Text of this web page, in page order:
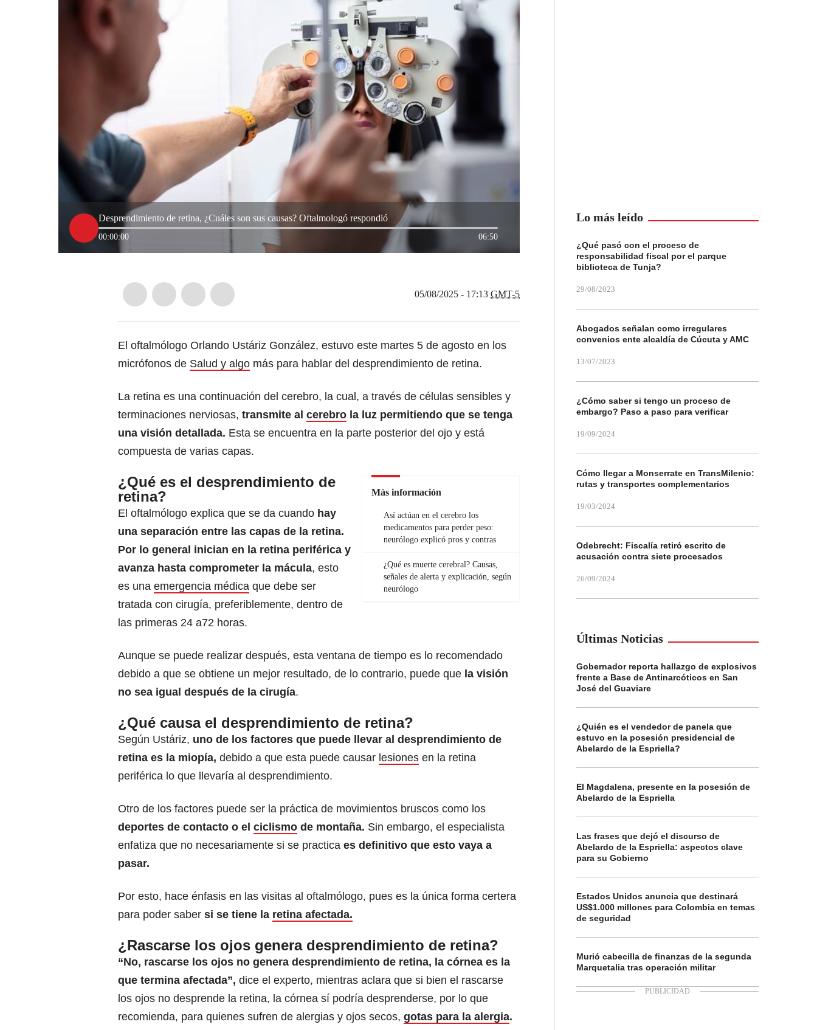
Desprendimiento de retina, ¿Cuáles son sus causas? Oftalmologó respondió
00:00:00 06:50
05/08/2025 - 17:13 GMT-5
El oftalmólogo Orlando Ustáriz González, estuvo este martes 5 de agosto en los
micrófonos de Salud y algo más para hablar del desprendimiento de retina.
La retina es una continuación del cerebro, la cual, a través de células sensibles y
terminaciones nerviosas, transmite al cerebro la luz permitiendo que se tenga
una visión detallada. Esta se encuentra en la parte posterior del ojo y está
compuesta de varias capas.
Más información
Así actúan en el cerebro los
medicamentos para perder peso:
neurólogo explicó pros y contras
¿Qué es muerte cerebral? Causas,
señales de alerta y explicación, según
neurólogo
¿Qué es el desprendimiento de
retina?
El oftalmólogo explica que se da cuando hay
una separación entre las capas de la retina.
Por lo general inician en la retina periférica y
avanza hasta comprometer la mácula, esto
es una emergencia médica que debe ser
tratada con cirugía, preferiblemente, dentro de
las primeras 24 a72 horas.
Aunque se puede realizar después, esta ventana de tiempo es lo recomendado
debido a que se obtiene un mejor resultado, de lo contrario, puede que la visión
no sea igual después de la cirugía.
¿Qué causa el desprendimiento de retina?
Según Ustáriz, uno de los factores que puede llevar al desprendimiento de
retina es la miopía, debido a que esta puede causar lesiones en la retina
periférica lo que llevaría al desprendimiento.
Otro de los factores puede ser la práctica de movimientos bruscos como los
deportes de contacto o el ciclismo de montaña. Sin embargo, el especialista
enfatiza que no necesariamente si se practica es definitivo que esto vaya a
pasar.
Por esto, hace énfasis en las visitas al oftalmólogo, pues es la única forma certera
para poder saber si se tiene la retina afectada.
¿Rascarse los ojos genera desprendimiento de retina?
“No, rascarse los ojos no genera desprendimiento de retina, la córnea es la
que termina afectada”, dice el experto, mientras aclara que si bien el rascarse
los ojos no desprende la retina, la córnea sí podría desprenderse, por lo que
recomienda, para quienes sufren de alergias y ojos secos, gotas para la alergia.
Lo más leído
¿Qué pasó con el proceso de
responsabilidad fiscal por el parque
biblioteca de Tunja?
29/08/2023
Abogados señalan como irregulares
convenios ente alcaldía de Cúcuta y AMC
13/07/2023
¿Cómo saber si tengo un proceso de
embargo? Paso a paso para verificar
19/09/2024
Cómo llegar a Monserrate en TransMilenio:
rutas y transportes complementarios
19/03/2024
Odebrecht: Fiscalía retiró escrito de
acusación contra siete procesados
26/09/2024
Últimas Noticias
Gobernador reporta hallazgo de explosivos
frente a Base de Antinarcóticos en San
José del Guaviare
¿Quién es el vendedor de panela que
estuvo en la posesión presidencial de
Abelardo de la Espriella?
El Magdalena, presente en la posesión de
Abelardo de la Espriella
Las frases que dejó el discurso de
Abelardo de la Espriella: aspectos clave
para su Gobierno
Estados Unidos anuncia que destinará
US$1.000 millones para Colombia en temas
de seguridad
Murió cabecilla de finanzas de la segunda
Marquetalia tras operación militar